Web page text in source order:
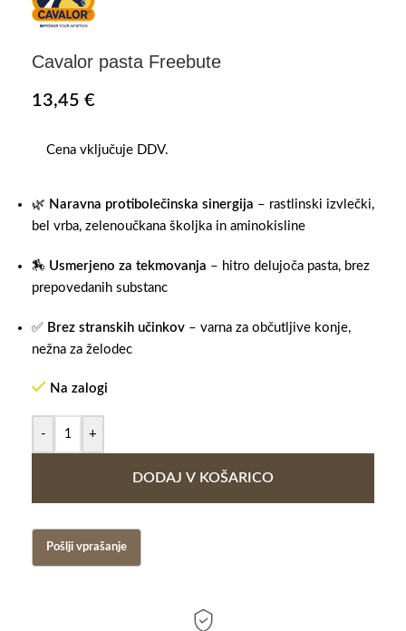
Cavalor pasta Freebute
13,45 €
Cena vključuje DDV.
🌿 Naravna protibolečinska sinergija – rastlinski izvlečki,
bel vrba, zelenoučkana školjka in aminokisline
🏇 Usmerjeno za tekmovanja – hitro delujoča pasta, brez
prepovedanih substanc
✅ Brez stranskih učinkov – varna za občutljive konje,
nežna za želodec
Na zalogi
- +
DODAJ V KOŠARICO